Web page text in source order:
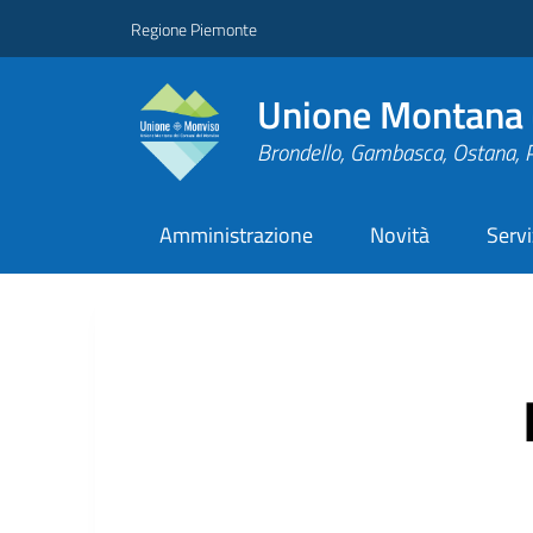
Regione Piemonte
Unione
Brondello, Gambasca, Ostana,
Amministrazione Novità